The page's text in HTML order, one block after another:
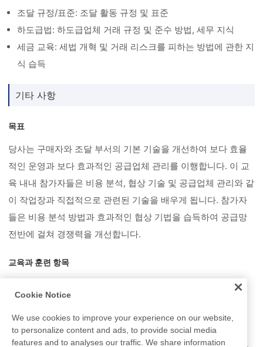
조달 규정/표준: 조달 활동 규정 및 표준
하도급법: 하도급업체 거래 규정 및 준수 방법, 세무 지식
세금 교육: 세법 개혁 및 거래 리스크를 피하는 방법에 관한 지
식 습득
기타 사항
목표
당사는 구매자와 조달 부서의 기본 기술을 개선하여 보다 효율
적인 운영과 보다 효과적인 공급업체 관리를 이행합니다. 이 교
육 내내 참가자들은 비용 분석, 협상 기술 및 공급업체 관리와 같
이 작업장과 직접적으로 관련된 기술을 배우게 됩니다. 참가자
들은 비용 분석 방법과 효과적인 협상 기법을 습득하여 공급망
전반에 걸쳐 경쟁력을 개선합니다.
교육과 훈련 항목
공급업체 관리: 파트너와 관계를 구축하고 최적화하는 방법
Cookie Notice
We use cookies to improve your experience on our website,
to personalize content and ads, to provide social media
features and to analyses our traffic. We share information